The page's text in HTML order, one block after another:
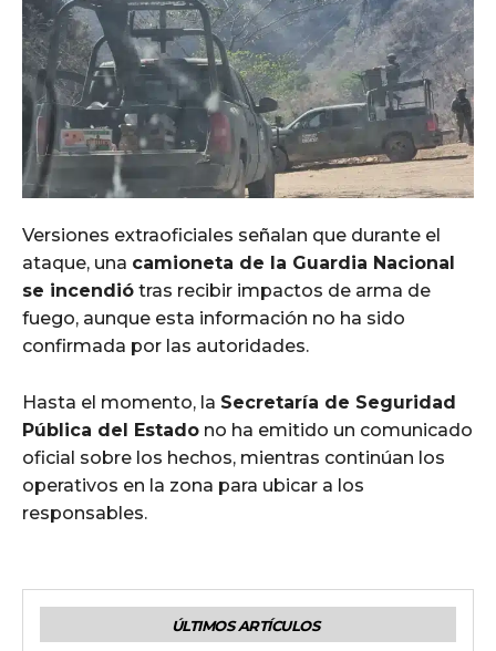
Versiones extraoficiales señalan que durante el
ataque, una camioneta de la Guardia Nacional
se incendió tras recibir impactos de arma de
fuego, aunque esta información no ha sido
confirmada por las autoridades.
Hasta el momento, la Secretaría de Seguridad
Pública del Estado no ha emitido un comunicado
oficial sobre los hechos, mientras continúan los
operativos en la zona para ubicar a los
responsables.
ÚLTIMOS ARTÍCULOS